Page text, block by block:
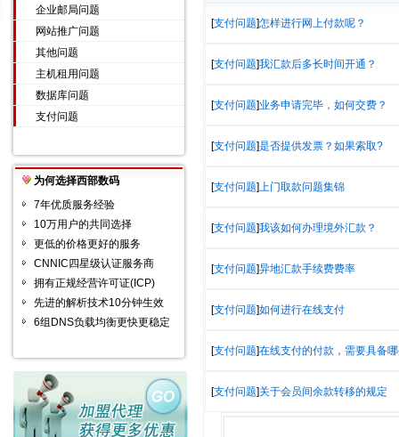
企业邮局问题
网站推广问题
其他问题
主机租用问题
数据库问题
支付问题
为何选择西部数码
7年优质服务经验
10万用户的共同选择
更低的价格更好的服务
CNNIC四星级认证服务商
拥有正规经营许可证(ICP)
先进的解析技术10分钟生效
6组DNS负载均衡更快更稳定
[支付问题]怎样进行网上付款呢？
[支付问题]我汇款后多长时间开通？
[支付问题]业务申请完毕，如何交费？
[支付问题]是否提供发票？如果索取?
[支付问题]上门取款问题集锦
[支付问题]我该如何办理境外汇款？
[支付问题]异地汇款手续费费率
[支付问题]如何进行在线支付
[支付问题]在线支付的付款，需要具备
[支付问题]关于会员间余款转移的规定